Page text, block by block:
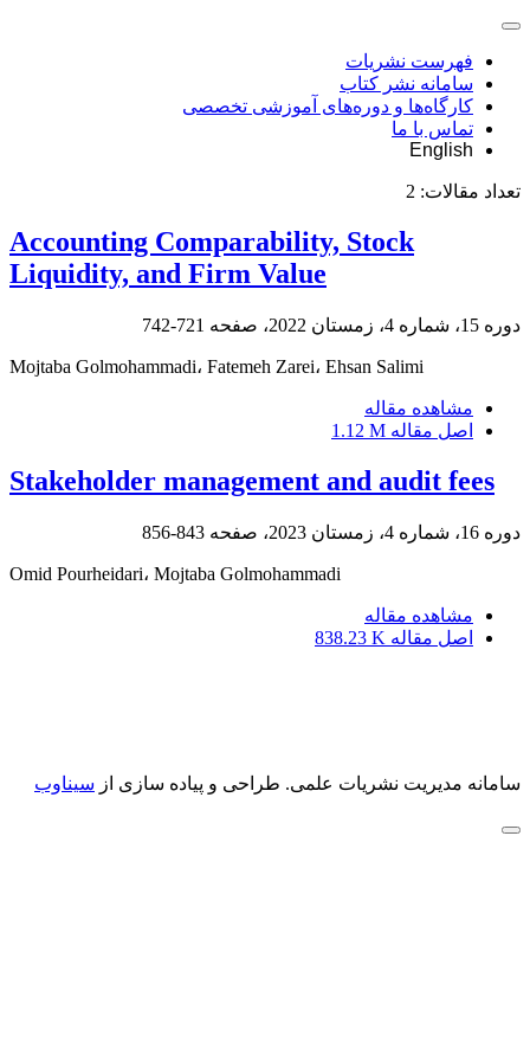
فهرست نشریات
سامانه نشر کتاب
کارگاه‌ها و دوره‌های آموزشی تخصصی
تماس با ما
English
تعداد مقالات: 2
Accounting Comparability, Stock
Liquidity, and Firm Value
دوره 15، شماره 4، زمستان 2022، صفحه 721-742
Mojtaba Golmohammadi، Fatemeh Zarei، Ehsan Salimi
مشاهده مقاله
اصل مقاله 1.12 M
Stakeholder management and audit fees
دوره 16، شماره 4، زمستان 2023، صفحه 843-856
Omid Pourheidari، Mojtaba Golmohammadi
مشاهده مقاله
اصل مقاله 838.23 K
سامانه مدیریت نشریات علمی. طراحی و پیاده سازی از سیناوب